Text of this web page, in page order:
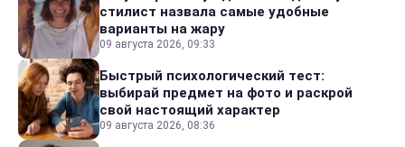
стилист назвала самые удобные
варианты на жару
09 августа 2026, 09:33
Быстрый психологический тест:
выбирай предмет на фото и раскрой
свой настоящий характер
09 августа 2026, 08:36